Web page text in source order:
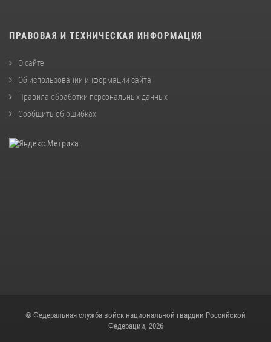
ПРАВОВАЯ И ТЕХНИЧЕСКАЯ ИНФОРМАЦИЯ
О сайте
Об использовании информации сайта
Правила обработки персональных данных
Сообщить об ошибках
© Федеральная служба войск национальной гвардии Российской
Федерации, 2026